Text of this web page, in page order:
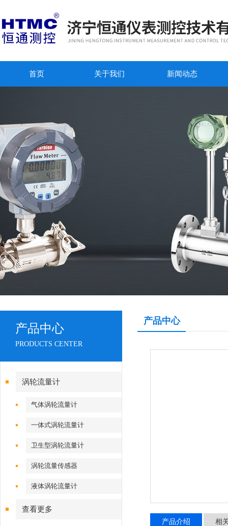
首页 关于我们 新闻动态
产品中心
PRODUCTS CENTER
涡轮流量计
气体涡轮流量计
一体式涡轮流量计
卫生型涡轮流量计
涡轮流量传感器
液体涡轮流量计
查看更多
产品中心
产品介绍 相